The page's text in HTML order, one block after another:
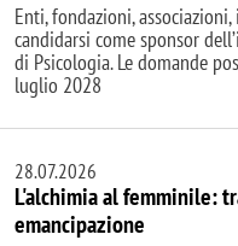
Enti, fondazioni,
candidarsi come sponsor
di Psicologia. Le domande
luglio 2028
28.07.2026
L'alchimia al femminile:
emancipazione